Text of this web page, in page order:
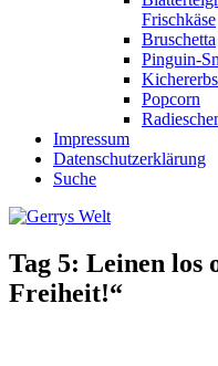
Frischkäse
Bruschetta
Pinguin-
Popcorn
Impressum
Datenschutzerklärung
Suche
Tag 5: Leinen los
Freiheit!“